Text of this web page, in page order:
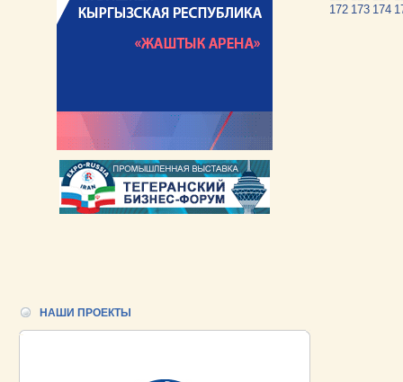
НАШИ ПРОЕКТЫ
172 173 174